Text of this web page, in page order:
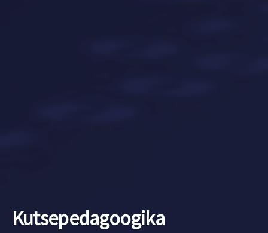
Kutsepedagoogika